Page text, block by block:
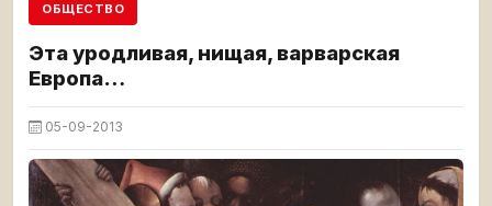
ОБЩЕСТВО
Эта уродливая, нищая, варварская
Европа…
05-09-2013